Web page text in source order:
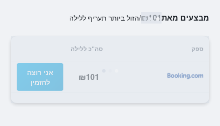
מבצעים מאת₪101
/הזול ביותר תעריף ללילה
ספק סה"כ ללילה
₪101
אני רוצה
להזמין